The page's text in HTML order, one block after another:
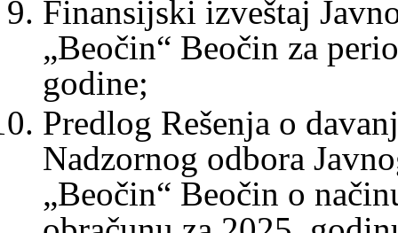
Finansijski izveštaj
„Beočin“ Beočin za
godine;
Predlog Rešenja o
Nadzornog odbora
„Beočin“ Beočin o